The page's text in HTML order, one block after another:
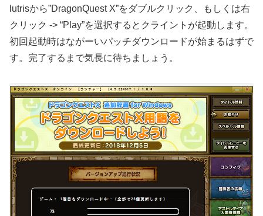
lutrisから”DragonQuest X”をダブルクリック、もしくは右
クリック -> “Play”を選択するとクライントが起動します。
初回起動時はながーいパッチダウンロードが始まるはずで
す。完了するまで気長に待ちましょう。